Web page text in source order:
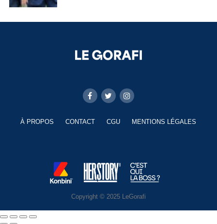
À PROPOS CONTACT CGU MENTIONS LÉGALES
Copyright © 2025 LeGorafi